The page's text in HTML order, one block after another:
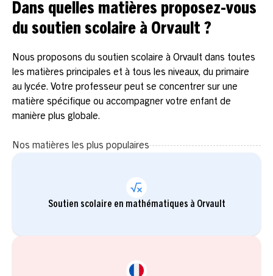
Dans quelles matières proposez-vous
du soutien scolaire à Orvault ?
Nous proposons du soutien scolaire à Orvault dans toutes
les matières principales et à tous les niveaux, du primaire
au lycée. Votre professeur peut se concentrer sur une
matière spécifique ou accompagner votre enfant de
manière plus globale.
Nos matières les plus populaires
Soutien scolaire en mathématiques à Orvault